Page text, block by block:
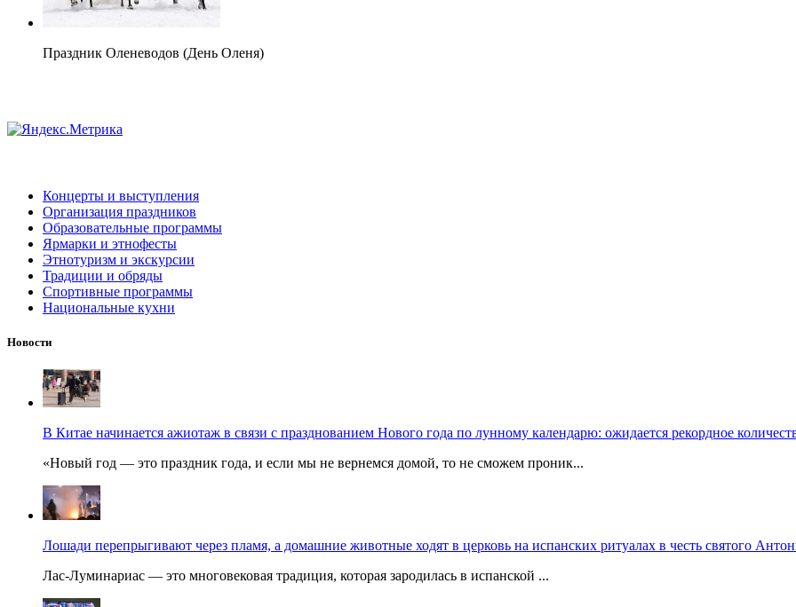
Праздник Оленеводов (День Оленя)
Концерты и выступления
Организация праздников
Образовательные программы
Ярмарки и этнофесты
Этнотуризм и экскурсии
Традиции и обряды
Спортивные программы
Национальные кухни
Новости
В Китае начинается ажиотаж в связи с празднованием Нового года по лунному календарю: ожидается рекордное
«Новый год — это праздник года, и если мы не вернемся домой, то не сможем проник...
Лошади перепрыгивают через пламя, а домашние животные ходят в церковь на испанских ритуалах в честь святого
Лас-Луминариас — это многовековая традиция, которая зародилась в испанской ...